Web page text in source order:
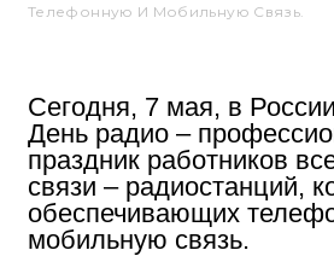
Телефонную И Мобильную Связь.
Сегодня, 7 мая, в
День радио –
праздник работников
связи – радиостанций,
обеспечивающих
мобильную связь.